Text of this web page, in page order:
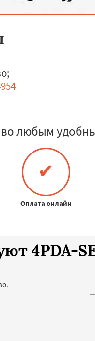
;
любым
✔
Оплата онлайн
4PDA-